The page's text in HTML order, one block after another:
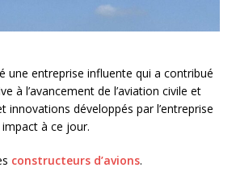
une entreprise influente qui a contribué
à l’avancement de l’aviation civile et
innovations développés par l’entreprise
à ce jour.
constructeurs d’avions.